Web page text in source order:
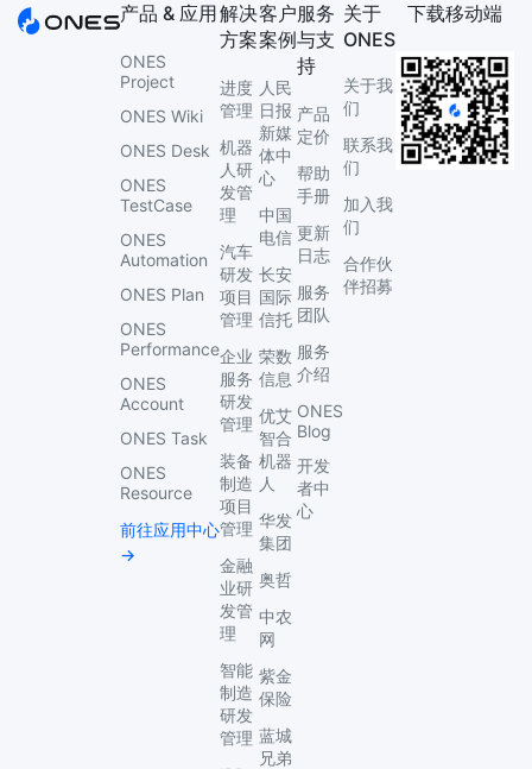
产品 & 应用
ONES
Project
ONES Wiki
ONES Desk
ONES
TestCase
ONES
Automation
ONES Plan
ONES
Performance
ONES
Account
ONES Task
ONES
Resource
前往应用中心
→
解决
方案
进度
管理
机器
人研
发管
理
汽车
研发
项目
管理
企业
服务
研发
管理
装备
制造
项目
管理
金融
业研
发管
理
智能
制造
研发
管理
客户
案例
人民
日报
新媒
体中
心
中国
电信
长安
国际
信托
荣数
信息
优艾
智合
机器
人
华发
集团
奥哲
中农
网
紫金
保险
蓝城
兄弟
服务
与支
持
产品
定价
帮助
手册
更新
日志
服务
团队
服务
介绍
ONES
Blog
开发
者中
心
关于
ONES
关于我
们
联系我
们
加入我
们
合作伙
伴招募
下载移动端